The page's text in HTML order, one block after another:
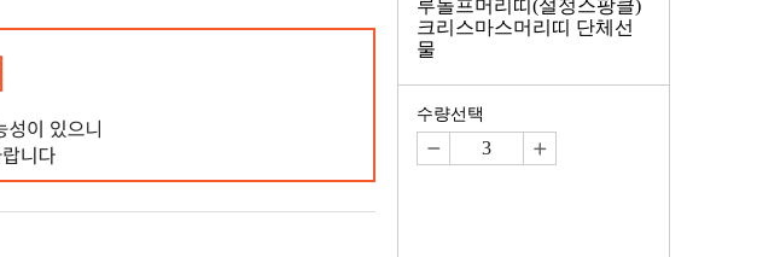
루돌프머리띠(설정스팡클)
크리스마스머리띠 단체선
물
수량선택